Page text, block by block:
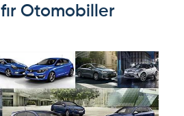
Otomobiller